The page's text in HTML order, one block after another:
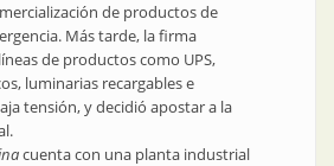
de productos de
Más tarde, la firma
de productos como UPS,
luminarias recargables e
tensión, y decidió apostar a la
cuenta con una planta industrial